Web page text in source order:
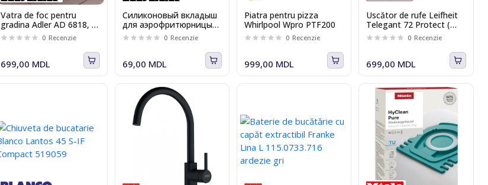
Vatra de foc pentru
gradina Adler AD 6818, Ø
55cm, negru mat, otel
vopsit electrostatic 0.7
mm, rezistenta 500°C
0 Recenzie
699,00 MDL
Силиконовый вкладыш
для аэрофритюрницы
Adler AD 6736,
прямоугольный,
многоразовый
0 Recenzie
69,00 MDL
Piatra pentru pizza
Whirlpool Wpro PTF200
0 Recenzie
999,00 MDL
Uscător de rufe Leifheit
Telegant 72 Protect (
83305 )
0 Recenzie
699,00 MDL